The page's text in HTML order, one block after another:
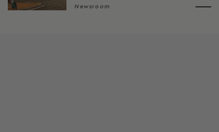
Newsroom